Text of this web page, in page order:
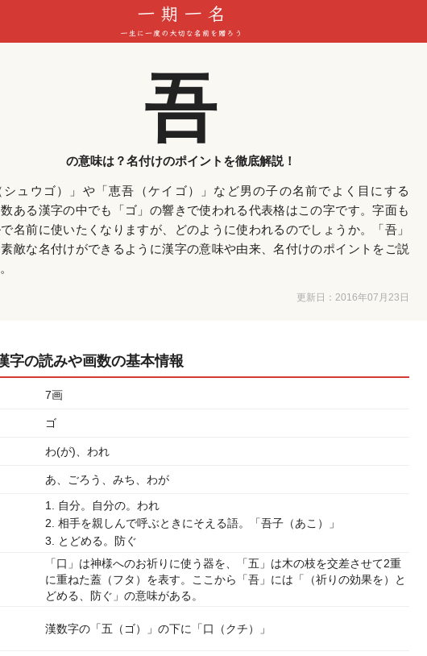
吾
の意味は？名付けのポイントを徹底解説！
シュウゴ）」や「恵吾（ケイゴ）」など男の子の名前でよく目にする
ある漢字の中でも「ゴ」の響きで使われる代表格はこの字です。字面も
名前に使いたくなりますが、どのように使われるのでしょうか。「吾」
敵な名付けができるように漢字の意味や由来、名付けのポイントをご説
更新日： 2016年07月23日
字の読みや画数の基本情報
7画
ゴ
わ(が)、われ
あ、ごろう、みち、わが
1. 自分。自分の。われ
2. 相手を親しんで呼ぶときにそえる語。「吾子（あこ）」
3. とどめる。防ぐ
「口」は神様へのお祈りに使う器を、「五」は木の枝を交差させて2重
に重ねた蓋（フタ）を表す。ここから「吾」には「（祈りの効果を）と
どめる、防ぐ」の意味がある。
漢数字の「五（ゴ）」の下に「口（クチ）」